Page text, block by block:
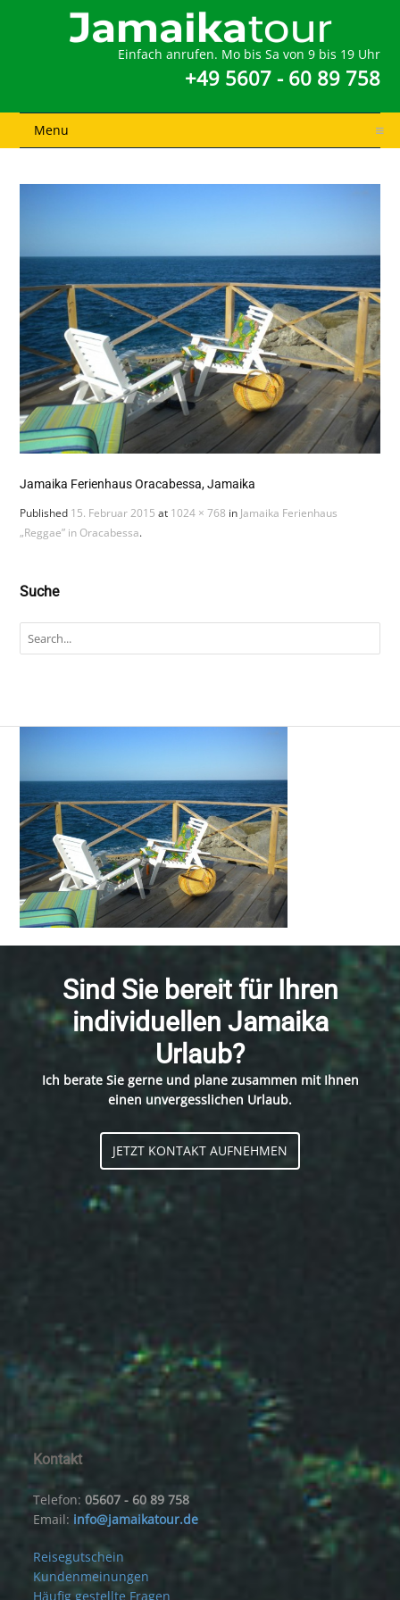
Einfach anrufen. Mo bis Sa von 9 bis 19 Uhr
+49 5607 - 60 89 758
Menu
Jamaika Ferienhaus Oracabessa, Jamaika
Published 15. Februar 2015 at 1024 × 768 in Jamaika Ferienhaus
„Reggae” in Oracabessa.
Suche
Sind Sie bereit für Ihren
individuellen Jamaika
Urlaub?
Ich berate Sie gerne und plane zusammen mit Ihnen
einen unvergesslichen Urlaub.
JETZT KONTAKT AUFNEHMEN
Kontakt
Telefon:05607 - 60 89 758
Email: info@jamaikatour.de
Reisegutschein
Kundenmeinungen
Häufig gestellte Fragen